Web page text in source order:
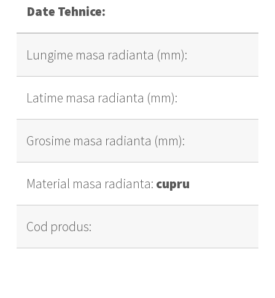
Date Tehnice:
Lungime masa radianta (mm):
Latime masa radianta (mm):
Grosime masa radianta (mm):
Material masa radianta: cupru
Cod produs: